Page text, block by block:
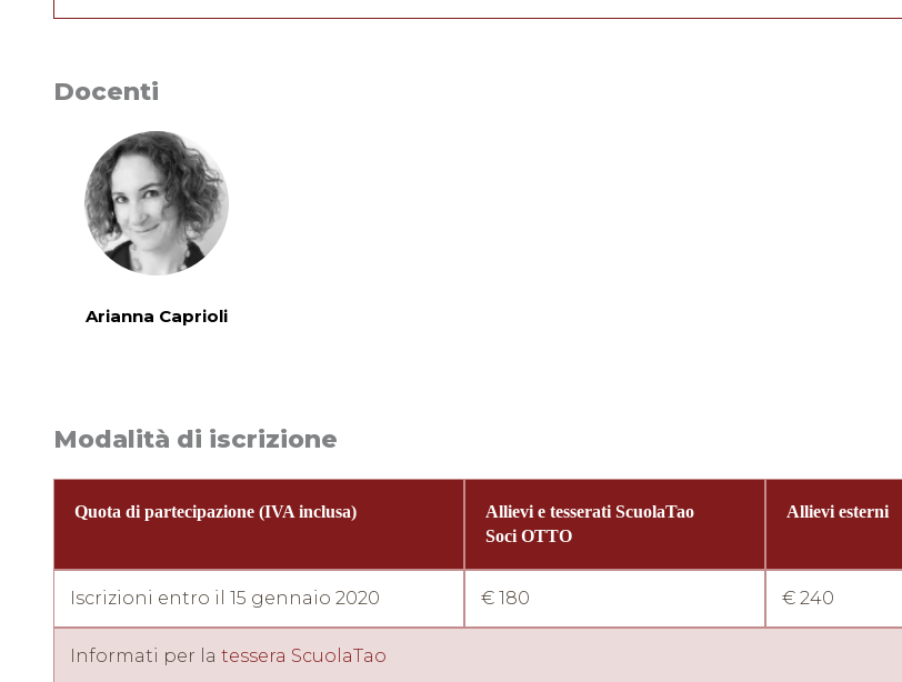
Docenti
Arianna Caprioli
Modalità di iscrizione
Quota di partecipazione (IVA inclusa)
Allievi e tesserati ScuolaTao
Soci OTTO
Allievi esterni
Iscrizioni entro il 15 gennaio 2020 € 180 € 240
Informati per la tessera ScuolaTao